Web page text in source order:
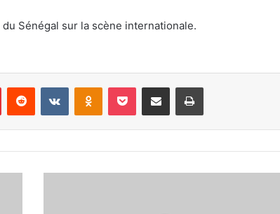
Sénégal sur la scène internationale.
PinterestReddit VKontakteOdnoklassniki
Pocket Partager par email Imprimer